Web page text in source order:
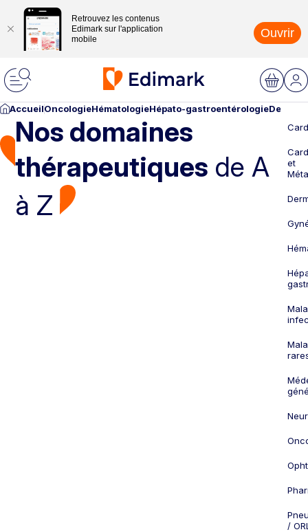
Retrouvez les contenus
Edimark sur l'application
mobile
Ouvrir
AccueilOncologieHématologieHépato-gastroentérologie
Nos domaines
thérapeutiques de A
à Z
et
/